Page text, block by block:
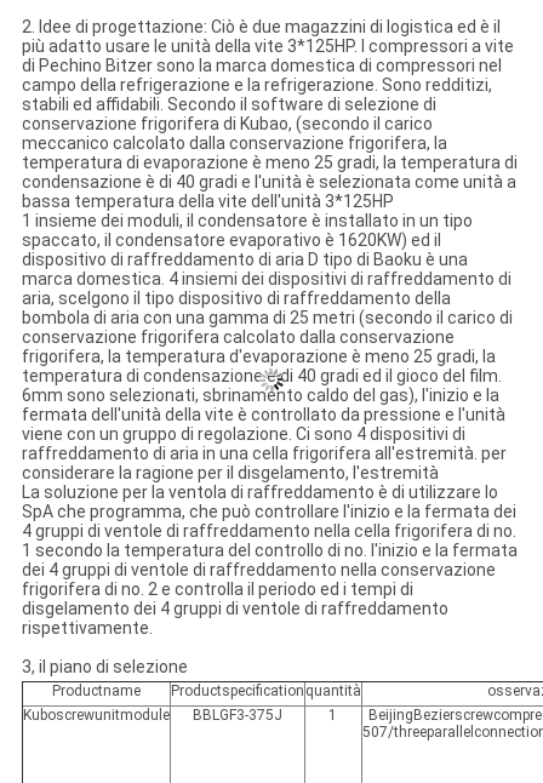
2. Idee di progettazione: Ciò è due magazzini di logistica ed è il
più adatto usare le unità della vite 3*125HP. I compressori a vite
di Pechino Bitzer sono la marca domestica di compressori nel
campo della refrigerazione e la refrigerazione. Sono redditizi,
stabili ed affidabili. Secondo il software di selezione di
conservazione frigorifera di Kubao, (secondo il carico
meccanico calcolato dalla conservazione frigorifera, la
temperatura di evaporazione è meno 25 gradi, la temperatura di
condensazione è di 40 gradi e l'unità è selezionata come unità a
bassa temperatura della vite dell'unità 3*125HP
1 insieme dei moduli, il condensatore è installato in un tipo
spaccato, il condensatore evaporativo è 1620KW) ed il
dispositivo di raffreddamento di aria D tipo di Baoku è una
marca domestica. 4 insiemi dei dispositivi di raffreddamento di
aria, scelgono il tipo dispositivo di raffreddamento della
bombola di aria con una gamma di 25 metri (secondo il carico di
conservazione frigorifera calcolato dalla conservazione
frigorifera, la temperatura d'evaporazione è meno 25 gradi, la
temperatura di condensazione è di 40 gradi ed il gioco del film.
6mm sono selezionati, sbrinamento caldo del gas), l'inizio e la
fermata dell'unità della vite è controllato da pressione e l'unità
viene con un gruppo di regolazione. Ci sono 4 dispositivi di
raffreddamento di aria in una cella frigorifera all'estremità. per
considerare la ragione per il disgelamento, l'estremità
La soluzione per la ventola di raffreddamento è di utilizzare lo
SpA che programma, che può controllare l'inizio e la fermata dei
4 gruppi di ventole di raffreddamento nella cella frigorifera di no.
1 secondo la temperatura del controllo di no. l'inizio e la fermata
dei 4 gruppi di ventole di raffreddamento nella conservazione
frigorifera di no. 2 e controlla il periodo ed i tempi di
disgelamento dei 4 gruppi di ventole di raffreddamento
rispettivamente.
3, il piano di selezione
Productname Productspecification quantità
Kuboscrewunitmodule
BBLGF3-375J 1
507/